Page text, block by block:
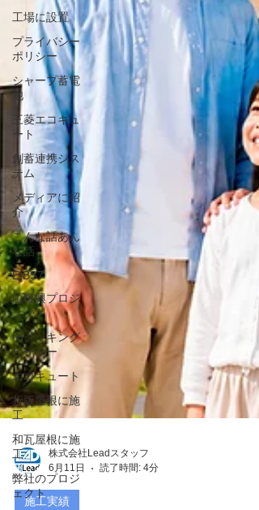
工場に設置
プライバシー
ポリシー
シャープ蓄電
池
三菱エコキュ
ート
創蓄連携シス
テム
メディアに紹
介
こんな話あん
な話
EIBS7
山復興プロジ
ェクト
IHクッキング
ヒーター
エコキュート
折版屋根に施
工
和瓦屋根に施
工
弊社のプロジ
ェクト 株式会社Leadスタッフ
6月11日